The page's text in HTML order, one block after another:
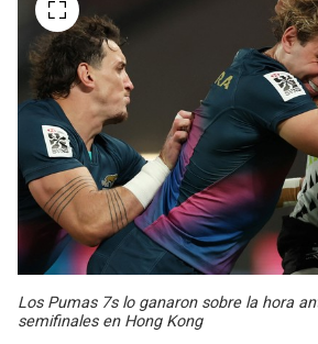
Los Pumas 7s lo ganaron sobre la hora
semifinales en Hong Kong